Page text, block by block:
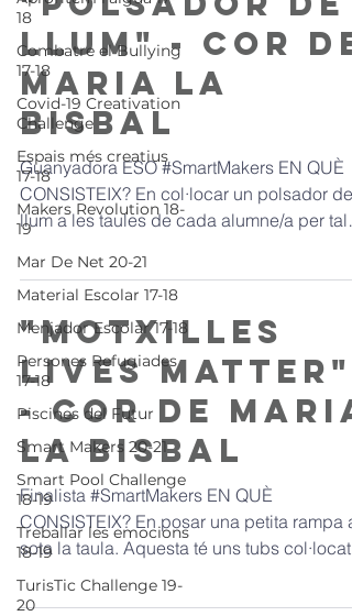
18
Combatre el Bullying
17-18
Covid-19 Creativation
Challenge
Espais més creatius
17-18
Makers Revolution 18-
19
Mar De Net 20-21
Material Escolar 17-18
Menjador Escolar 17-18
Persones Refugiades
17-18
Piscines del Futur
Smart Makers 20-21
Smart Pool Challenge
18-19
Treballar les emocions
18-19
TurisTic Challenge 19-
20
llum" - Cor de
Maria La
Bisbal
Guanyadora ESO #SmartMakers EN QUÈ
CONSISTEIX? En col·locar un polsador de
llum a les taules de cada alumne/a per tal
"Motxilles
Lives Matter"
- Cor de Maria
La Bisbal
Finalista #SmartMakers EN QUÈ
CONSISTEIX? En posar una petita rampa a
sota la taula. Aquesta té uns tubs col·locats
horitzontalment que...